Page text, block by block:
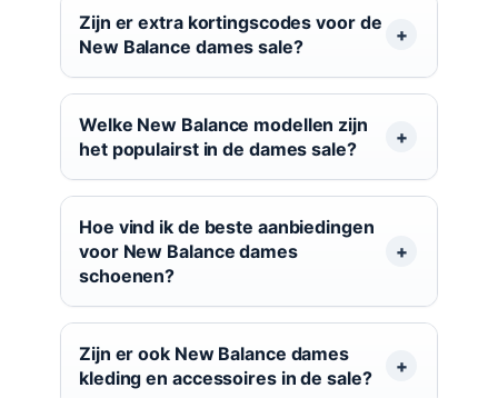
Zijn er extra kortingscodes voor de
New Balance dames sale?
Welke New Balance modellen zijn
het populairst in de dames sale?
Hoe vind ik de beste aanbiedingen
voor New Balance dames
schoenen?
Zijn er ook New Balance dames
kleding en accessoires in de sale?